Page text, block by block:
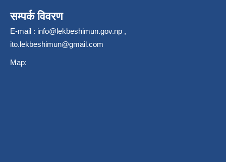
सम्पर्क विवरण
E-mail : info@lekbeshimun.gov.np ,
ito.lekbeshimun@gmail.com
Map: